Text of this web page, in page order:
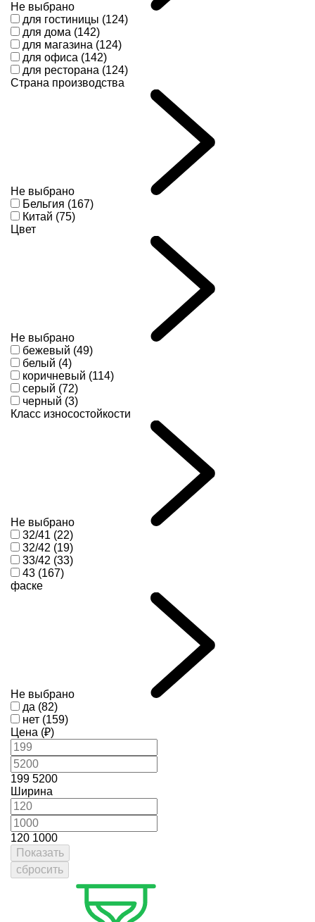
Не выбрано
для гостиницы (124)
для дома (142)
для магазина (124)
для офиса (142)
для ресторана (124)
Страна производства
Не выбрано
Бельгия (167)
Китай (75)
Цвет
Не выбрано
бежевый (49)
белый (4)
коричневый (114)
серый (72)
черный (3)
Класс износостойкости
Не выбрано
32/41 (22)
32/42 (19)
33/42 (33)
43 (167)
фаске
Не выбрано
да (82)
нет (159)
Цена (₽)
199 5200
Ширина
120 1000
Показать
сбросить